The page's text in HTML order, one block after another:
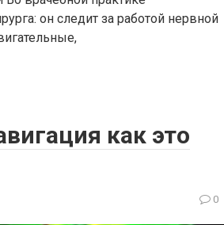
он следит за работой нервной
как это
0